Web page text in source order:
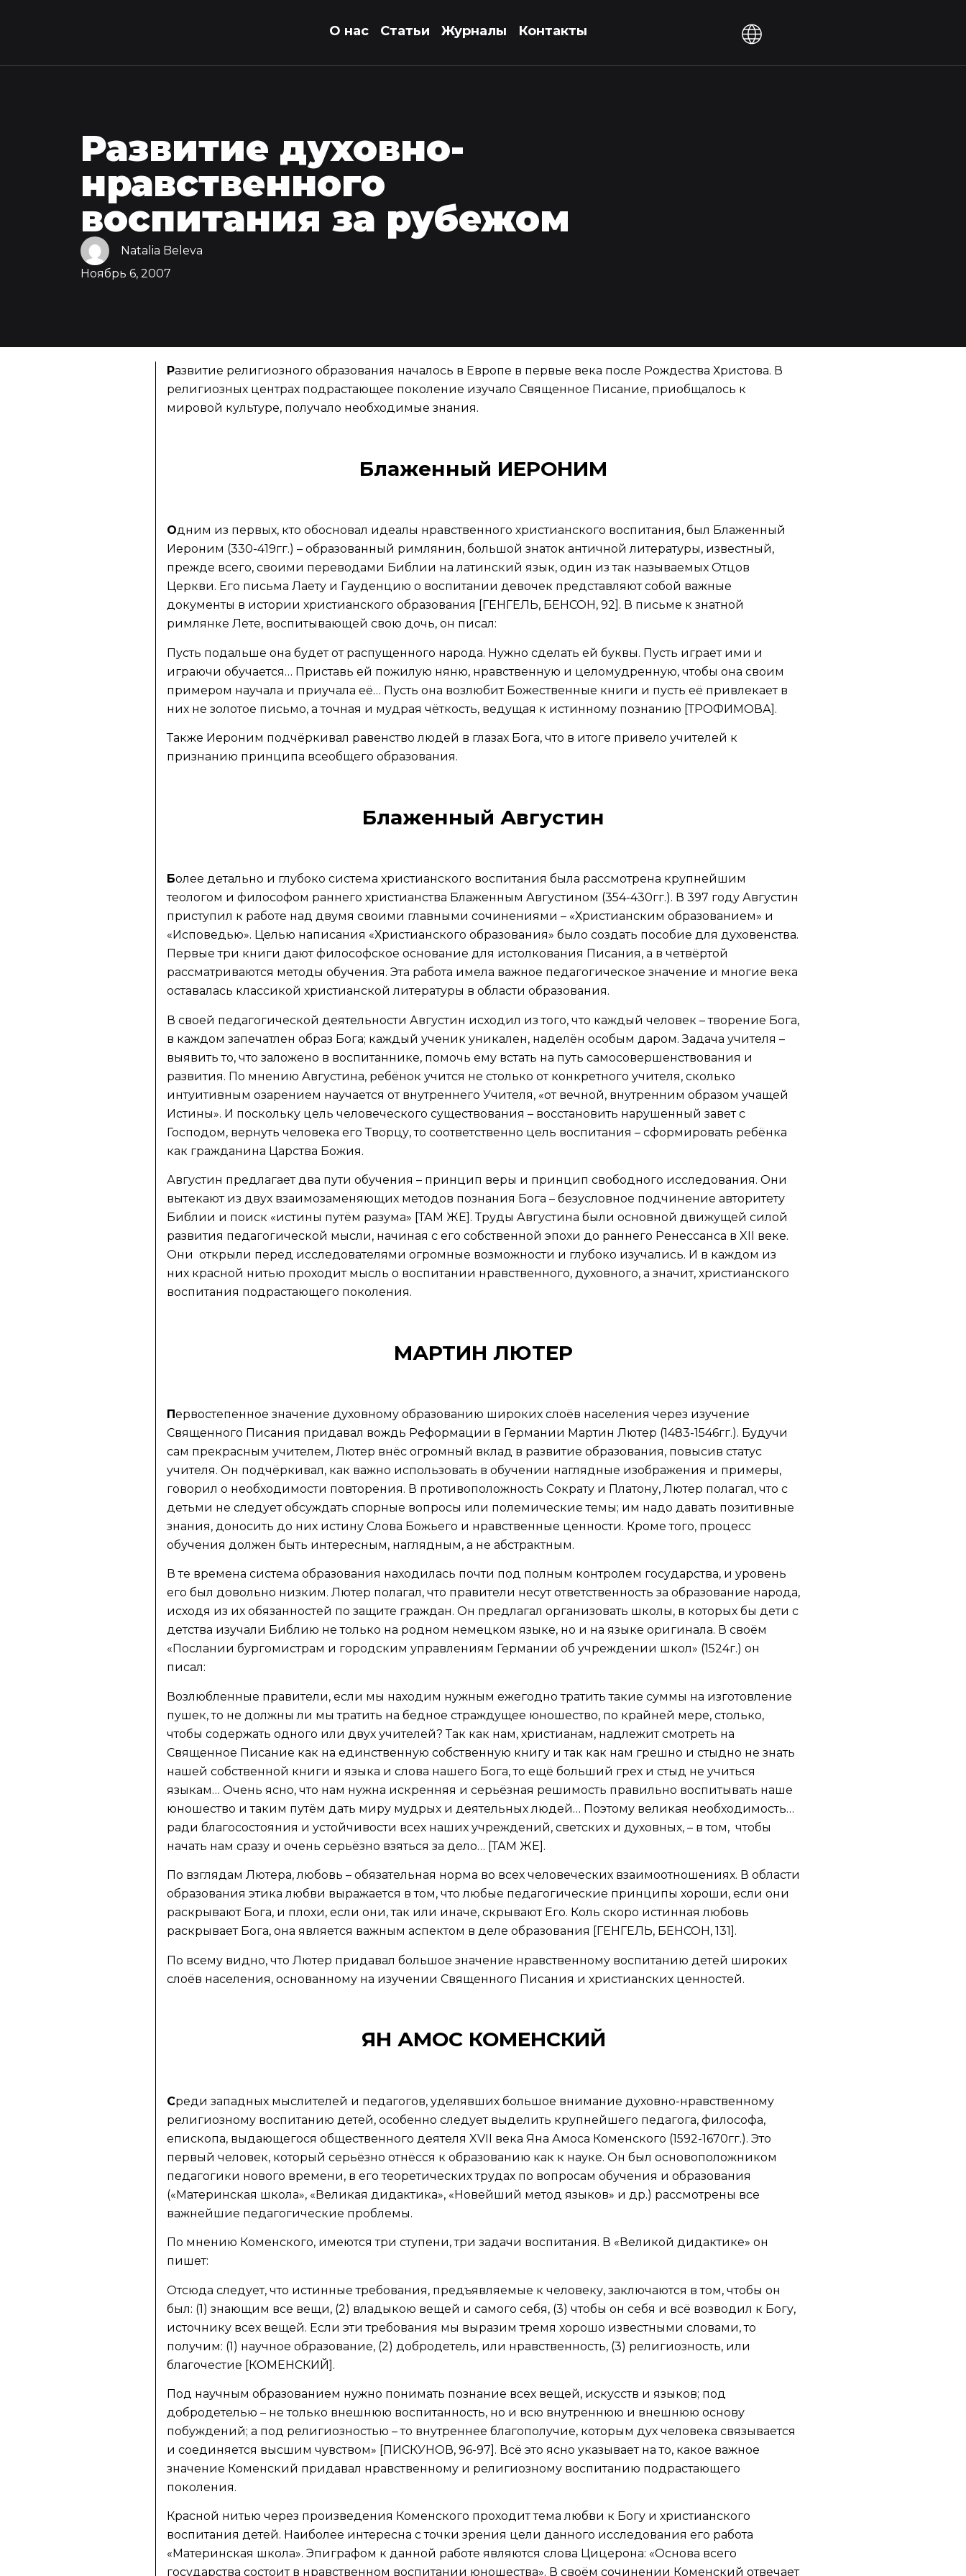
О нас Статьи Журналы Контакты
Развитие духовно-
нравственного
воспитания за рубежом
Natalia Beleva
Ноябрь 6, 2007
Развитие религиозного образования началось в Европе в первые века после Рождества Христова. В
религиозных центрах подрастающее поколение изучало Священное Писание, приобщалось к
мировой культуре, получало необходимые знания.
Блаженный ИЕРОНИМ
Одним из первых, кто обосновал идеалы нравственного христианского воспитания, был Блаженный
Иероним (330-419гг.) – образованный римлянин, большой знаток античной литературы, известный,
прежде всего, своими переводами Библии на латинский язык, один из так называемых Отцов
Церкви. Его письма Лаету и Гауденцию о воспитании девочек представляют собой важные
документы в истории христианского образования [ГЕНГЕЛЬ, БЕНСОН, 92]. В письме к знатной
римлянке Лете, воспитывающей свою дочь, он писал:
Пусть подальше она будет от распущенного народа. Нужно сделать ей буквы. Пусть играет ими и
играючи обучается… Приставь ей пожилую няню, нравственную и целомудренную, чтобы она своим
примером научала и приучала её… Пусть она возлюбит Божественные книги и пусть её привлекает в
них не золотое письмо, а точная и мудрая чёткость, ведущая к истинному познанию [ТРОФИМОВА].
Также Иероним подчёркивал равенство людей в глазах Бога, что в итоге привело учителей к
признанию принципа всеобщего образования.
Блаженный Августин
Более детально и глубоко система христианского воспитания была рассмотрена крупнейшим
теологом и философом раннего христианства Блаженным Августином (354-430гг.). В 397 году Августин
приступил к работе над двумя своими главными сочинениями – «Христианским образованием» и
«Исповедью». Целью написания «Христианского образования» было создать пособие для духовенства.
Первые три книги дают философское основание для истолкования Писания, а в четвёртой
рассматриваются методы обучения. Эта работа имела важное педагогическое значение и многие века
оставалась классикой христианской литературы в области образования.
В своей педагогической деятельности Августин исходил из того, что каждый человек – творение Бога,
в каждом запечатлен образ Бога; каждый ученик уникален, наделён особым даром. Задача учителя –
выявить то, что заложено в воспитаннике, помочь ему встать на путь самосовершенствования и
развития. По мнению Августина, ребёнок учится не столько от конкретного учителя, сколько
интуитивным озарением научается от внутреннего Учителя, «от вечной, внутренним образом учащей
Истины». И поскольку цель человеческого существования – восстановить нарушенный завет с
Господом, вернуть человека его Творцу, то соответственно цель воспитания – сформировать ребёнка
как гражданина Царства Божия.
Августин предлагает два пути обучения – принцип веры и принцип свободного исследования. Они
вытекают из двух взаимозаменяющих методов познания Бога – безусловное подчинение авторитету
Библии и поиск «истины путём разума» [ТАМ ЖЕ]. Труды Августина были основной движущей силой
развития педагогической мысли, начиная с его собственной эпохи до раннего Ренессанса в XII веке.
Они открыли перед исследователями огромные возможности и глубоко изучались. И в каждом из
них красной нитью проходит мысль о воспитании нравственного, духовного, а значит, христианского
воспитания подрастающего поколения.
МАРТИН ЛЮТЕР
Первостепенное значение духовному образованию широких слоёв населения через изучение
Священного Писания придавал вождь Реформации в Германии Мартин Лютер (1483-1546гг.). Будучи
сам прекрасным учителем, Лютер внёс огромный вклад в развитие образования, повысив статус
учителя. Он подчёркивал, как важно использовать в обучении наглядные изображения и примеры,
говорил о необходимости повторения. В противоположность Сократу и Платону, Лютер полагал, что с
детьми не следует обсуждать спорные вопросы или полемические темы; им надо давать позитивные
знания, доносить до них истину Слова Божьего и нравственные ценности. Кроме того, процесс
обучения должен быть интересным, наглядным, а не абстрактным.
В те времена система образования находилась почти под полным контролем государства, и уровень
его был довольно низким. Лютер полагал, что правители несут ответственность за образование народа,
исходя из их обязанностей по защите граждан. Он предлагал организовать школы, в которых бы дети с
детства изучали Библию не только на родном немецком языке, но и на языке оригинала. В своём
«Послании бургомистрам и городским управлениям Германии об учреждении школ» (1524г.) он
писал:
Возлюбленные правители, если мы находим нужным ежегодно тратить такие суммы на изготовление
пушек, то не должны ли мы тратить на бедное страждущее юношество, по крайней мере, столько,
чтобы содержать одного или двух учителей? Так как нам, христианам, надлежит смотреть на
Священное Писание как на единственную собственную книгу и так как нам грешно и стыдно не знать
нашей собственной книги и языка и слова нашего Бога, то ещё больший грех и стыд не учиться
языкам… Очень ясно, что нам нужна искренняя и серьёзная решимость правильно воспитывать наше
юношество и таким путём дать миру мудрых и деятельных людей… Поэтому великая необходимость…
ради благосостояния и устойчивости всех наших учреждений, светских и духовных, – в том, чтобы
начать нам сразу и очень серьёзно взяться за дело… [ТАМ ЖЕ].
По взглядам Лютера, любовь – обязательная норма во всех человеческих взаимоотношениях. В области
образования этика любви выражается в том, что любые педагогические принципы хороши, если они
раскрывают Бога, и плохи, если они, так или иначе, скрывают Его. Коль скоро истинная любовь
раскрывает Бога, она является важным аспектом в деле образования [ГЕНГЕЛЬ, БЕНСОН, 131].
По всему видно, что Лютер придавал большое значение нравственному воспитанию детей широких
слоёв населения, основанному на изучении Священного Писания и христианских ценностей.
ЯН АМОС КОМЕНСКИЙ
Среди западных мыслителей и педагогов, уделявших большое внимание духовно-нравственному
религиозному воспитанию детей, особенно следует выделить крупнейшего педагога, философа,
епископа, выдающегося общественного деятеля XVII века Яна Амоса Коменского (1592-1670гг.). Это
первый человек, который серьёзно отнёсся к образованию как к науке. Он был основоположником
педагогики нового времени, в его теоретических трудах по вопросам обучения и образования
(«Материнская школа», «Великая дидактика», «Новейший метод языков» и др.) рассмотрены все
важнейшие педагогические проблемы.
По мнению Коменского, имеются три ступени, три задачи воспитания. В «Великой дидактике» он
пишет:
Отсюда следует, что истинные требования, предъявляемые к человеку, заключаются в том, чтобы он
был: (1) знающим все вещи, (2) владыкою вещей и самого себя, (3) чтобы он себя и всё возводил к Богу,
источнику всех вещей. Если эти требования мы выразим тремя хорошо известными словами, то
получим: (1) научное образование, (2) добродетель, или нравственность, (3) религиозность, или
благочестие [КОМЕНСКИЙ].
Под научным образованием нужно понимать познание всех вещей, искусств и языков; под
добродетелью – не только внешнюю воспитанность, но и всю внутреннюю и внешнюю основу
побуждений; а под религиозностью – то внутреннее благополучие, которым дух человека связывается
и соединяется высшим чувством» [ПИСКУНОВ, 96-97]. Всё это ясно указывает на то, какое важное
значение Коменский придавал нравственному и религиозному воспитанию подрастающего
поколения.
Красной нитью через произведения Коменского проходит тема любви к Богу и христианского
воспитания детей. Наиболее интересна с точки зрения цели данного исследования его работа
«Материнская школа». Эпиграфом к данной работе являются слова Цицерона: «Основа всего
государства состоит в нравственном воспитании юношества». В своём сочинении Коменский отвечает